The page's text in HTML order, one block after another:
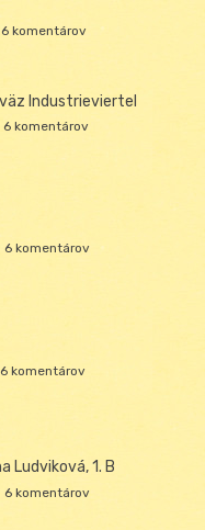
6 komentárov
Industrieviertel
6 komentárov
6 komentárov
6 komentárov
Ludviková, 1. B
6 komentárov